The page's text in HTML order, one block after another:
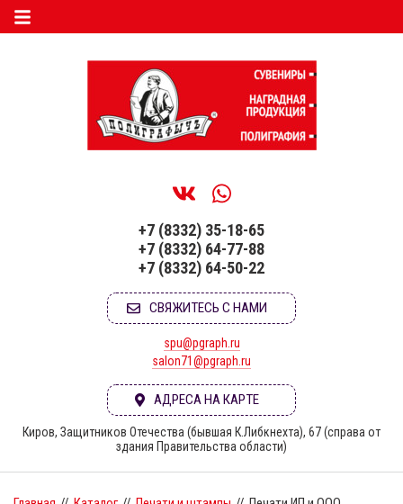
+7 (8332) 35-18-65
+7 (8332) 64-77-88
+7 (8332) 64-50-22
СВЯЖИТЕСЬ С НАМИ
spu@pgraph.ru
salon71@pgraph.ru
АДРЕСА НА КАРТЕ
Киров, Защитников Отечества (бывшая К.Либкнехта), 67 (справа от
здания Правительства области)